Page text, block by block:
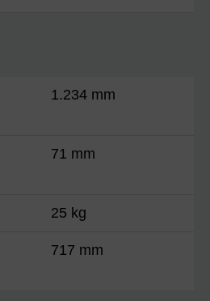
1.234 mm
71 mm
25 kg
717 mm